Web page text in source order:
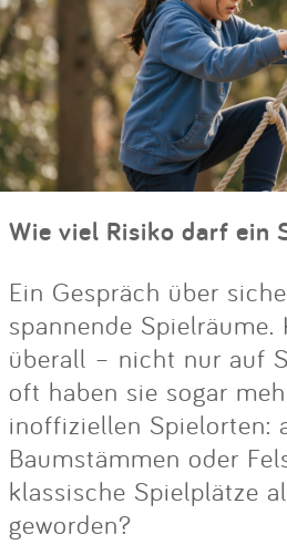
Wie viel Risiko darf ein
Ein Gespräch über
spannende Spielräume.
überall – nicht nur auf
oft haben sie sogar
inoffiziellen Spielorten:
Baumstämmen oder
klassische Spielplätze
geworden?